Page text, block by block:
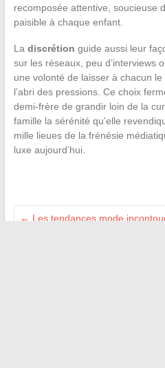
recomposée attentive, soucieuse
paisible à chaque enfant.
La discrétion guide aussi leur
sur les réseaux, peu d’interviews
une volonté de laisser à chacun
l’abri des pressions. Ce choix
demi-frère de grandir loin de la
famille la sérénité qu’elle
mille lieues de la frénésie
luxe aujourd’hui.
← Les tendances mode